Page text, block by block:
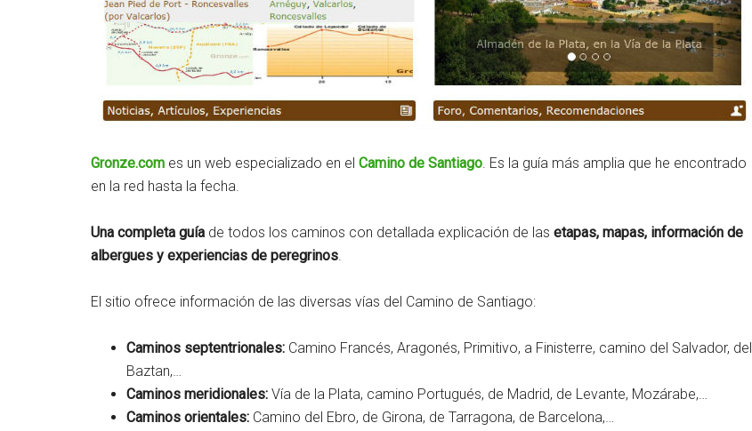
Gronze.com es un web especializado en el Camino de Santiago. Es la guía más amplia que he encontrado
en la red hasta la fecha.
Una completa guía de todos los caminos con detallada explicación de las etapas, mapas, información de
albergues y experiencias de peregrinos.
El sitio ofrece información de las diversas vías del Camino de Santiago:
Caminos septentrionales: Camino Francés, Aragonés, Primitivo, a Finisterre, camino del Salvador, del
Baztan,…
Caminos meridionales: Vía de la Plata, camino Portugués, de Madrid, de Levante, Mozárabe,…
Caminos orientales: Camino del Ebro, de Girona, de Tarragona, de Barcelona,…